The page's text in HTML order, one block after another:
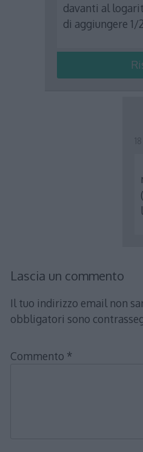
davanti al
di aggiungere 1/2
Lascia un commento
Il tuo indirizzo email non
obbligatori sono
Commento *